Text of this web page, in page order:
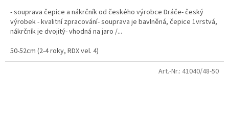
- souprava čepice a nákrčník od českého výrobce Dráče- český
výrobek - kvalitní zpracování- souprava je bavlněná, čepice 1vrstvá,
nákrčník je dvojitý- vhodná na jaro /...
50-52cm (2-4 roky, RDX vel. 4)
Art.-Nr.: 41040/48-50